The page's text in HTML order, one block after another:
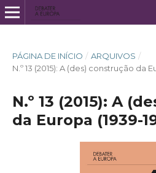
PÁGINA DE INÍCIO / ARQUIVOS /
N.º 13 (2015): A (des) construção da
N.º 13 (2015): A
da Europa (1939-